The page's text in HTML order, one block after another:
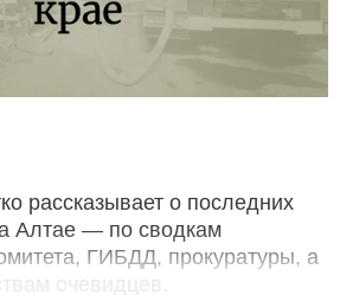
рассказывает о последних
Алтае — по сводкам
ГИБДД, прокуратуры, а
очевидцев.